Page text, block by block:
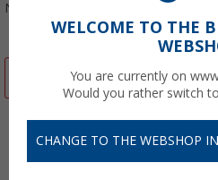
Nº de artículo 693714
WELCOME TO THE
You are currently on
Would you rather switch
CHANGE TO THE WEBSHOP